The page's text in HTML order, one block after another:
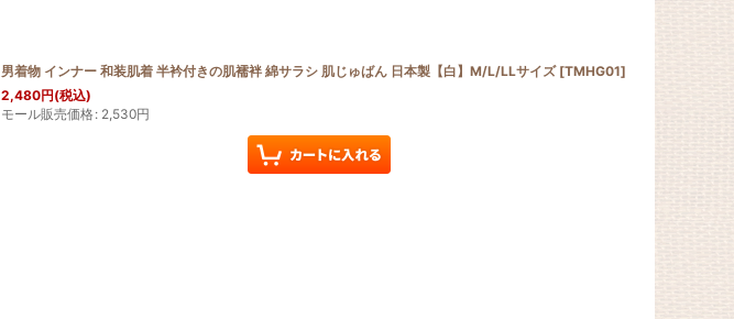
男着物 インナー 和装肌着 半衿付きの肌襦袢 綿サラシ 肌じゅばん 日本製【白】M/L/LLサイズ [TMHG01]
2,480円(税込)
モール販売価格: 2,530円